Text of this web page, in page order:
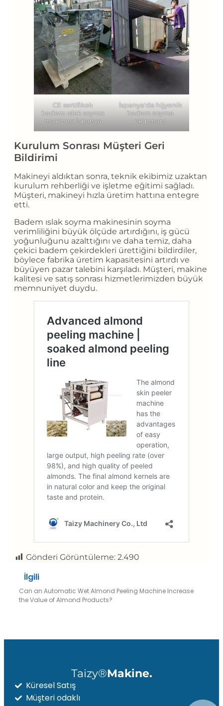
CE sertifikalı
badem ıslak soyma
makinesi İspanya
İspanya'da hijyenik
badem soyma
ekipmanı
Kurulum Sonrası Müşteri Geri
Bildirimi
Makineyi aldıktan sonra, teknik ekibimiz uzaktan
kurulum rehberliği ve işletme eğitimi sağladı.
Müşteri, makineyi hızla üretim hattına entegre
etti.
Badem ıslak soyma makinesinin soyma
verimliliğini büyük ölçüde artırdığını, iş gücü
yoğunluğunu azalttığını ve daha temiz, daha
çekici badem çekirdekleri ürettiğini bildirdiler,
böylece fabrika üretim kapasitesini artırdı ve
büyüyen pazar talebini karşıladı. Müşteri, makine
kalitesi ve satış sonrası hizmetlerimizden büyük
memnuniyet duydu.
Gönderi Görüntüleme: 2.490
İlgili
Can an Automatic Wet Almond Peeling Machine Increase
the Value of Almond Products?
Taizy®Makine.
Küresel Satış
Müşteri odaklı